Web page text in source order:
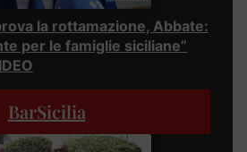
la rottamazione, Abbate:
per le famiglie siciliane”
BarSicilia